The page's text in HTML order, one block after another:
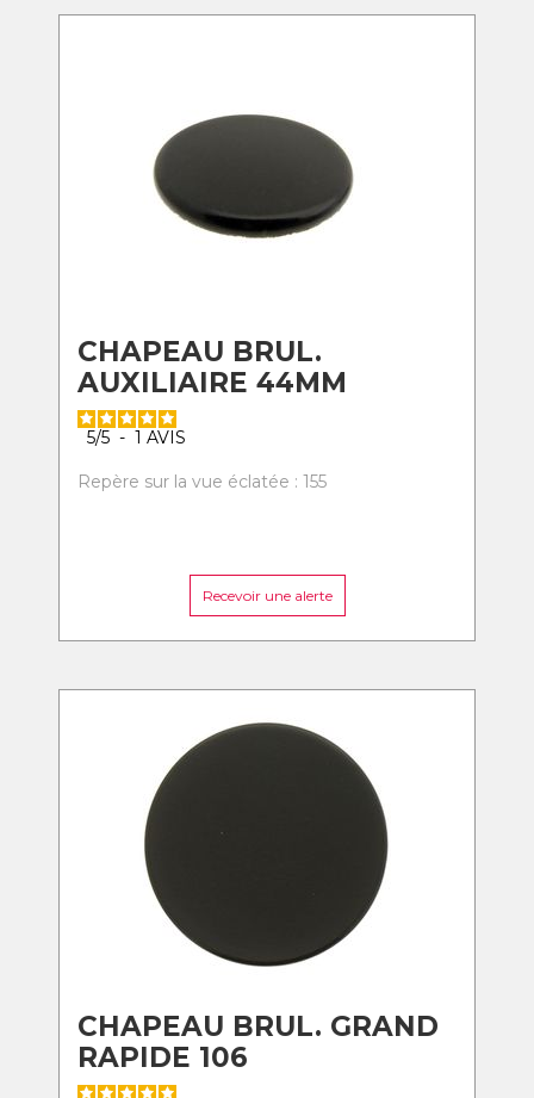
CHAPEAU BRUL.
AUXILIAIRE 44MM
5/5 - 1 AVIS
Repère sur la vue éclatée : 155
Recevoir une alerte
CHAPEAU BRUL. GRAND
RAPIDE 106